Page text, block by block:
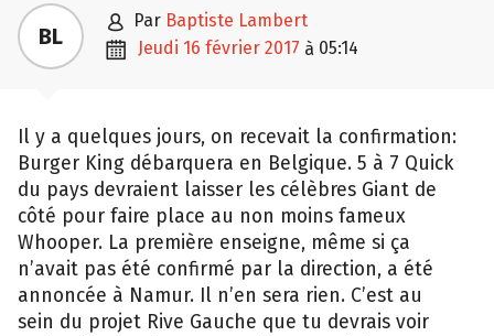
BL  par Baptiste Lambert
 jeudi 16 février 2017 à 05:14
Il y a quelques jours, on recevait la confirmation:
Burger King débarquera en Belgique. 5 à 7 Quick
du pays devraient laisser les célèbres Giant de
côté pour faire place au non moins fameux
Whooper. La première enseigne, même si ça
n’avait pas été confirmé par la direction, a été
annoncée à Namur. Il n’en sera rien. C’est au
sein du projet Rive Gauche que tu devrais voir